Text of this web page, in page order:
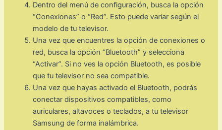
Dentro del menú de configuración, busca la opción
“Conexiones” o “Red”. Esto puede variar según el
modelo de tu televisor.
Una vez que encuentres la opción de conexiones o
red, busca la opción “Bluetooth” y selecciona
“Activar”. Si no ves la opción Bluetooth, es posible
que tu televisor no sea compatible.
Una vez que hayas activado el Bluetooth, podrás
conectar dispositivos compatibles, como
auriculares, altavoces o teclados, a tu televisor
Samsung de forma inalámbrica.